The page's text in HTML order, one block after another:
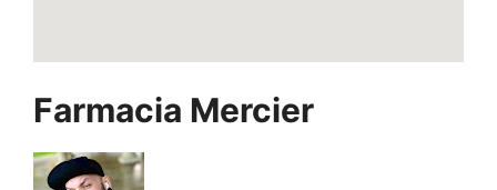
Farmacia Mercier